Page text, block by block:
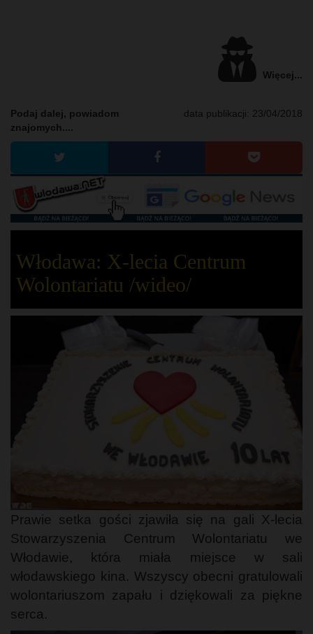
Więcej...
data publikacji: 23/04/2018
Podaj dalej, powiadom
znajomych....
Włodawa: X-lecia Centrum
Wolontariatu /wideo/
Prawie setka gości zjawiła się na gali X-lecia
Stowarzyszenia Centrum Wolontariatu we
Włodawie, która miała miejsce w sali
włodawskiego kina. Wszyscy obecni gratulowali
wolontariuszom zapału i dziękowali za piękne
serca.